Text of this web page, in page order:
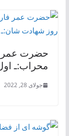
حضرت عمر
محراب:ـ
جولای 28, 2022